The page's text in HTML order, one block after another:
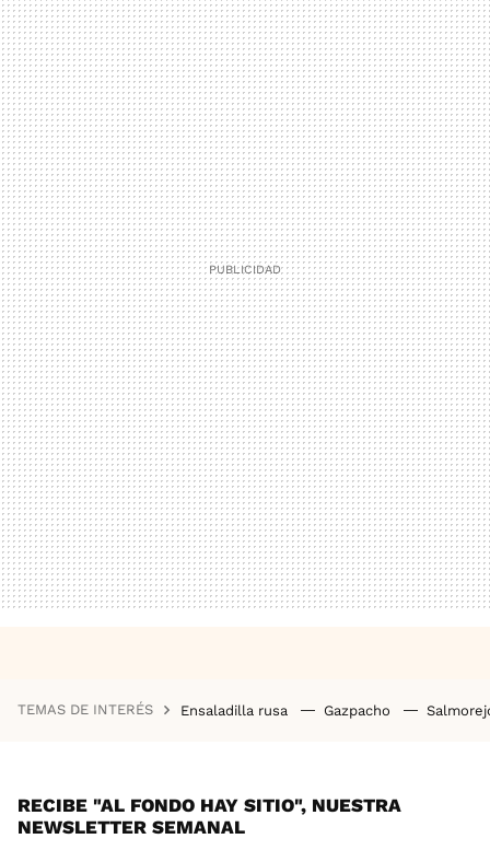
TEMAS DE INTERÉS Ensaladilla rusa Gazpacho
RECIBE "AL FONDO HAY SITIO", NUESTRA
NEWSLETTER SEMANAL